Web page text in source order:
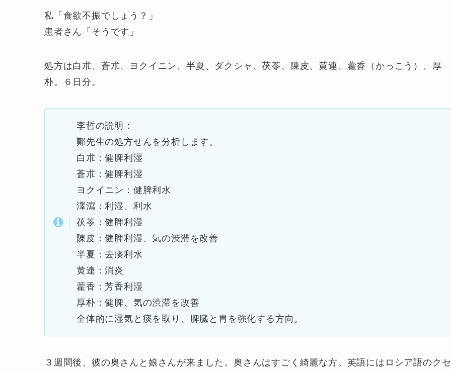
私「食欲不振でしょう？」
患者さん「そうです」
処方は白朮、蒼朮、ヨクイニン、半夏、ダクシャ、茯苓、陳皮、黄連、藿香（かっこう）、厚
朴。６日分。
李哲の説明：
鄭先生の処方せんを分析します。
白朮：健脾利湿
蒼朮：健脾利湿
ヨクイニン：健脾利水
澤瀉：利湿、利水
茯苓：健脾利湿
陳皮：健脾利湿、気の渋滞を改善
半夏：去痰利水
黄連：消炎
藿香：芳香利湿
厚朴：健脾、気の渋滞を改善
全体的に湿気と痰を取り、脾臓と胃を強化する方向。
３週間後、彼の奥さんと娘さんが来ました。奥さんはすごく綺麗な方。英語にはロシア語のクセ